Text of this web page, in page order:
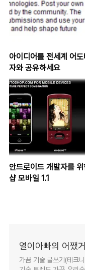
아이디어를 전세계 어
자와 공유하세요
안드로이드 개발자를
샵 모바일 1.1
열이아빠의 어쨌
가끔 기술 글쓰기(테크